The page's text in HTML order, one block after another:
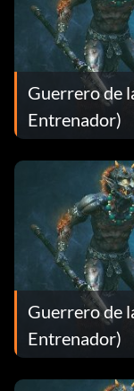
Guerrero de
Entrenador)
Guerrero de
Entrenador)